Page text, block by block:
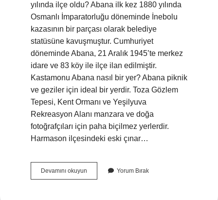
yılında ilçe oldu? Abana ilk kez 1880 yılında
Osmanlı İmparatorluğu döneminde İnebolu
kazasının bir parçası olarak belediye
statüsüne kavuşmuştur. Cumhuriyet
döneminde Abana, 21 Aralık 1945’te merkez
idare ve 83 köy ile ilçe ilan edilmiştir.
Kastamonu Abana nasıl bir yer? Abana piknik
ve geziler için ideal bir yerdir. Toza Gözlem
Tepesi, Kent Ormanı ve Yeşilyuva
Rekreasyon Alanı manzara ve doğa
fotoğrafçıları için paha biçilmez yerlerdir.
Harmason ilçesindeki eski çınar…
Devamını okuyun
Ismi
Yorum Bırak